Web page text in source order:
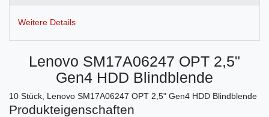
Weitere Details
Lenovo SM17A06247 OPT 2,5"
Gen4 HDD Blindblende
10 Stück, Lenovo SM17A06247 OPT 2,5" Gen4 HDD Blindblende
Produkteigenschaften